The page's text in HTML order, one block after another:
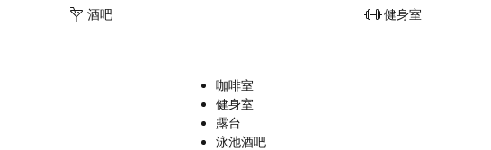
酒吧
健身室
咖啡室
健身室
露台
泳池酒吧